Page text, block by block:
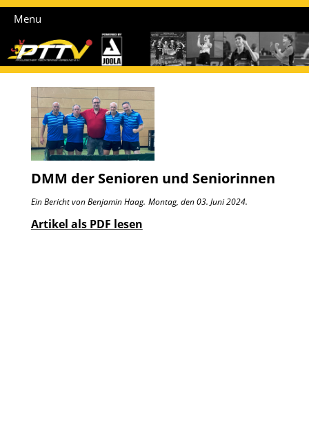
Menu
DMM der Senioren und Seniorinnen
Ein Bericht von Benjamin Haag. Montag, den 03. Juni 2024.
Artikel als PDF lesen